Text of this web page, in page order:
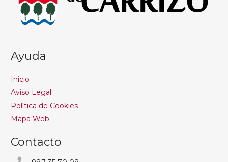
Ayuda
Inicio
Aviso Legal
Política de Cookies
Mapa Web
Contacto